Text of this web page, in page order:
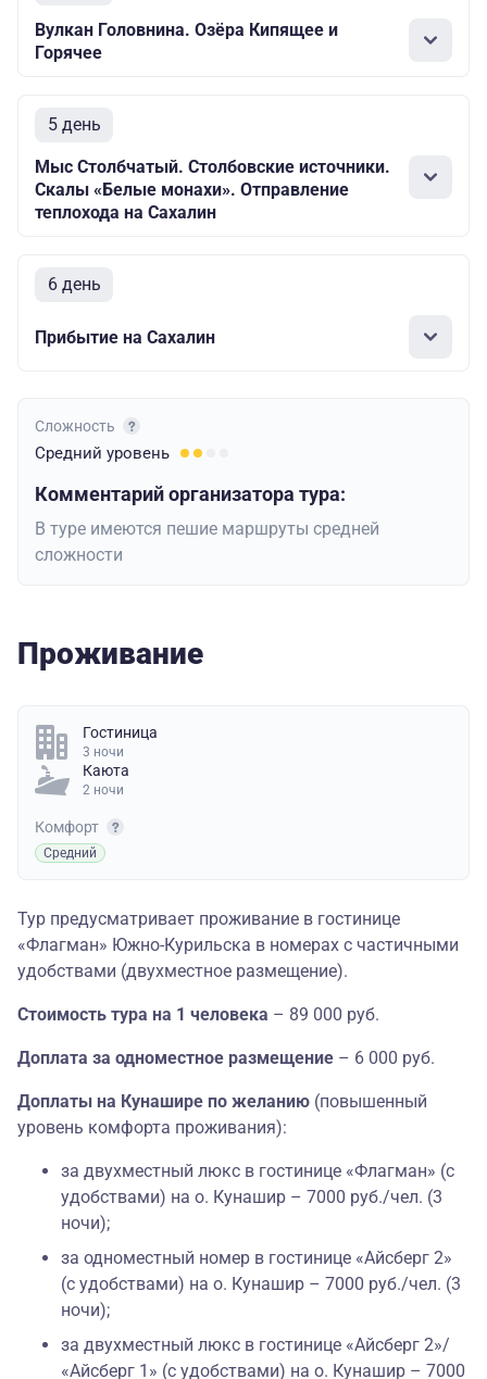
Вулкан Головнина. Озёра Кипящее и
Горячее
5 день
Мыс Столбчатый. Столбовские источники.
Скалы «Белые монахи». Отправление
теплохода на Сахалин
6 день
Прибытие на Сахалин
Сложность
Средний уровень
Комментарий организатора тура:
В туре имеются пешие маршруты средней
сложности
Проживание
Гостиница
3 ночи
Каюта
2 ночи
Комфорт
Средний
Тур предусматривает проживание в гостинице
«Флагман» Южно-Курильска в номерах с частичными
удобствами (двухместное размещение).
Стоимость тура на 1 человека – 89 000 руб.
Доплата за одноместное размещение – 6 000 руб.
Доплаты на Кунашире по желанию (повышенный
уровень комфорта проживания):
за двухместный люкс в гостинице «Флагман» (с
удобствами) на о. Кунашир – 7000 руб./чел. (3
ночи);
за одноместный номер в гостинице «Айсберг 2»
(с удобствами) на о. Кунашир – 7000 руб./чел. (3
ночи);
за двухместный люкс в гостинице «Айсберг 2»/
«Айсберг 1» (с удобствами) на о. Кунашир – 7000